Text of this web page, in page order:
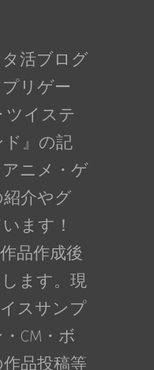
活ブログ
リゲー
ツイステ
ド』の記
ニメ・ゲ
介やグ
ます！
品作成後
ます。現
スサンプ
CM・ボ
品投稿等